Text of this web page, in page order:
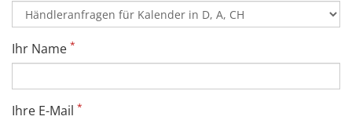
Ihr Name *
Ihre E-Mail *